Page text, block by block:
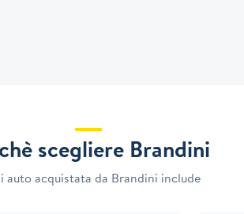
scegliere Brandini
auto acquistata da Brandini include